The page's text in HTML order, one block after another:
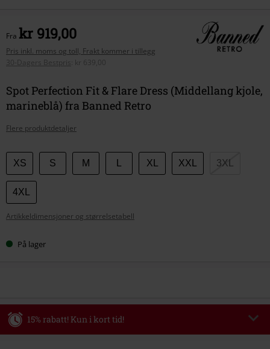
Fra kr 919,00
Pris inkl. moms og toll, Frakt kommer i tillegg
30-Dagers Bestpris
kr 639,00
Spot Perfection Fit & Flare Dress (Middellang kjole,
marineblå) fra Banned Retro
Flere produktdetaljer
Velg
størrelse
XS S M XL XXL 3XL
4XL
Artikkeldimensjoner og størrelsetabell
På lager
15% rabatt! Kun i kort tid!